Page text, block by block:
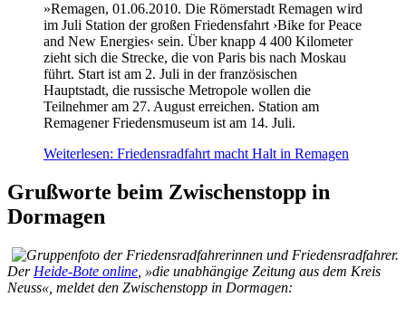
»Remagen, 01.06.2010. Die Römerstadt Remagen wird
im Juli Station der großen Friedensfahrt ›Bike for Peace
and New Energies‹ sein. Über knapp 4 400 Kilometer
zieht sich die Strecke, die von Paris bis nach Moskau
führt. Start ist am 2. Juli in der französischen
Hauptstadt, die russische Metropole wollen die
Teilnehmer am 27. August erreichen. Station am
Remagener Friedensmuseum ist am 14. Juli.
Weiterlesen: Friedensradfahrt macht Halt in Remagen
Grußworte beim Zwischenstopp in
Dormagen
Der Heide-Bote online , »die unabhängige Zeitung aus dem Kreis
Neuss«, meldet den Zwischenstopp in Dormagen: